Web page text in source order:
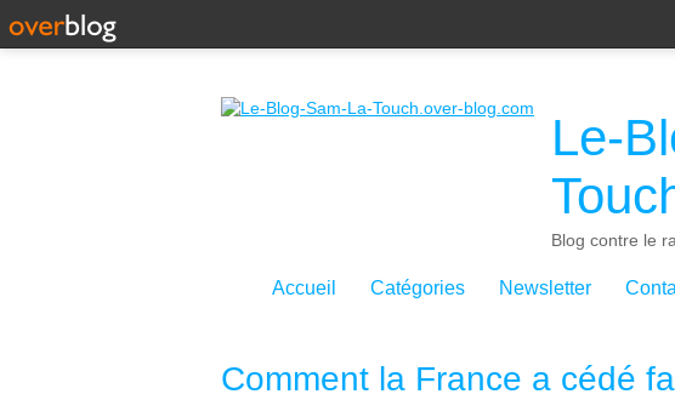
Le-
Blog contre le
Accueil Catégories Newsletter
Comment la France a cédé